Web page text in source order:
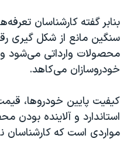
بنابر گفته کارشناسان
سنگین مانع از شکل گیری
محصولات وارداتی می‌شود و
خودروسازان می‌کاهد.
کیفیت پایین خودروها،
استاندارد و آلاینده بودن
مواردی است که کارشناسان